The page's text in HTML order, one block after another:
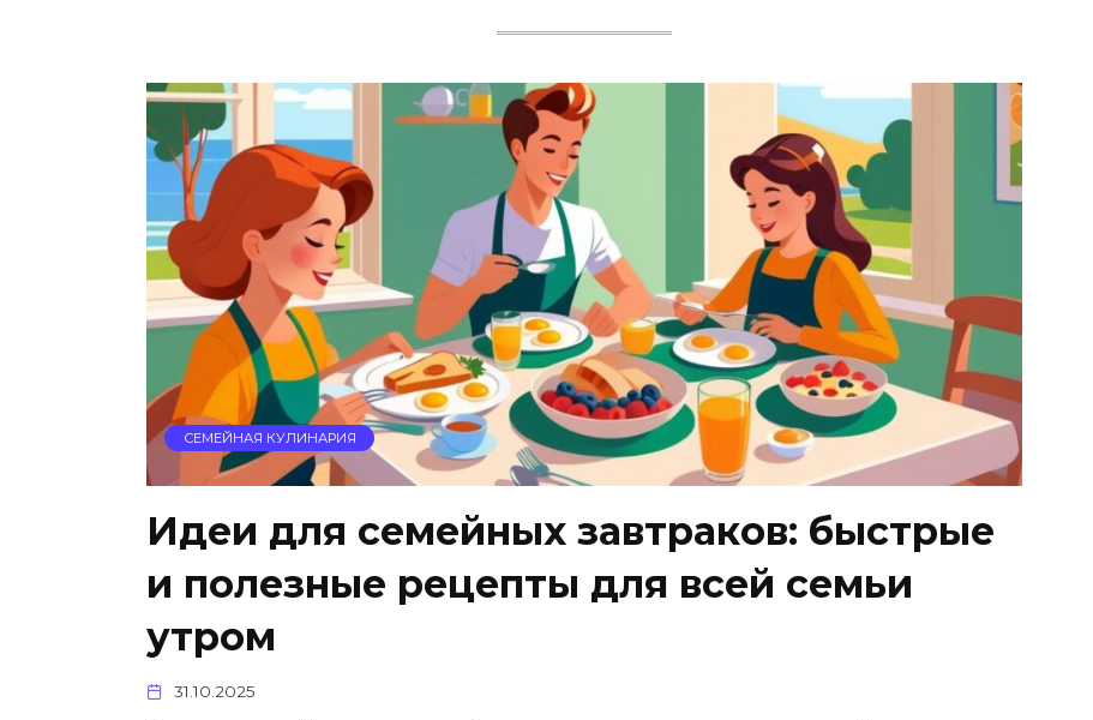
СЕМЕЙНАЯ КУЛИНАРИЯ
Идеи для семейных завтраков: быстрые
и полезные рецепты для всей семьи
утром
31.10.2025